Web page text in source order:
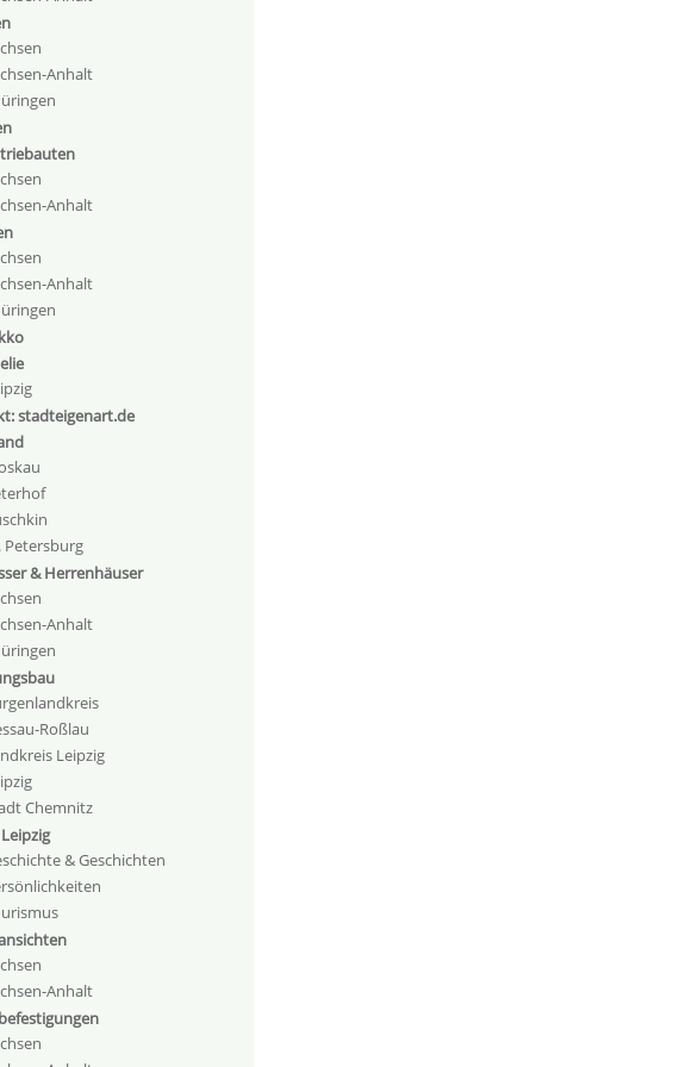
Anhalt
Anhalt
Anhalt
stadteigenart.de
Petersburg
& Herrenhäuser
Anhalt
Roßlau
Leipzig
Chemnitz
& Geschichten
Anhalt